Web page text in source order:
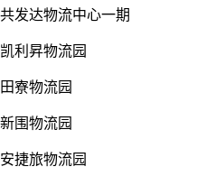
共发达物流中心一期
凯利昇物流园
田寮物流园
新围物流园
安捷旅物流园